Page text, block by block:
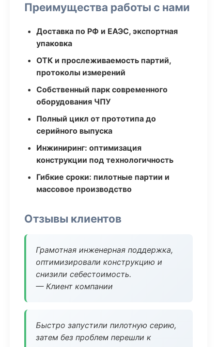
Преимущества работы с нами
Доставка по РФ и ЕАЭС, экспортная
упаковка
ОТК и прослеживаемость партий,
протоколы измерений
Собственный парк современного
оборудования ЧПУ
Полный цикл от прототипа до
серийного выпуска
Инжиниринг: оптимизация
конструкции под технологичность
Гибкие сроки: пилотные партии и
массовое производство
Отзывы клиентов
Грамотная инженерная поддержка,
оптимизировали конструкцию и
снизили себестоимость.
— Клиент компании
Быстро запустили пилотную серию,
затем без проблем перешли к